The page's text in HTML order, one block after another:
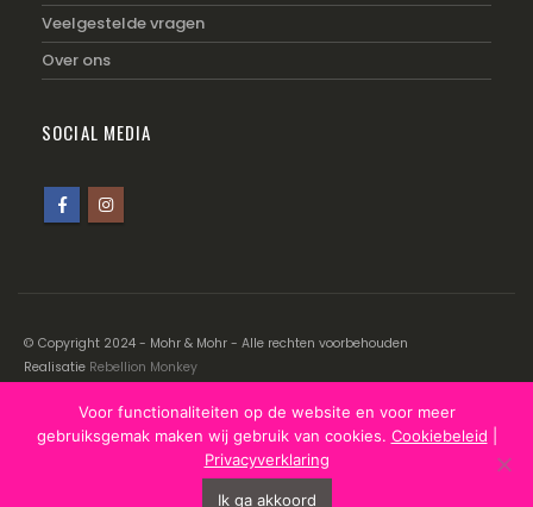
Veelgestelde vragen
Over ons
SOCIAL MEDIA
© Copyright 2024 - Mohr & Mohr - Alle rechten voorbehouden
Realisatie Rebellion Monkey
Disclaimer|Cookiebeleid|Privacyverklaring
Voor functionaliteiten op de website en voor meer
gebruiksgemak maken wij gebruik van cookies. Cookiebeleid
Privacyverklaring
Ik ga akkoord